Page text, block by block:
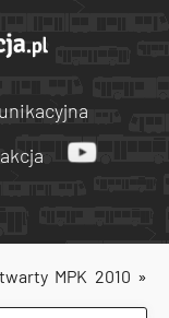
MPK 2010 »